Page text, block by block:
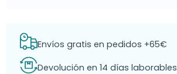
Envíos gratis en pedidos +65€
Devolución en 14 días laborables